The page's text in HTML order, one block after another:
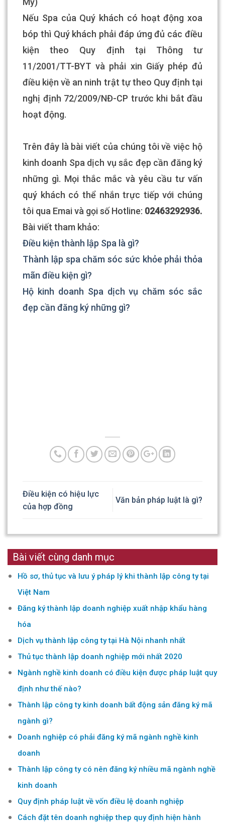
Nếu Spa của Quý khách có hoạt động xoa
bóp thì Quý khách phải đáp ứng đủ các điều
kiện theo Quy định tại Thông tư
11/2001/TT-BYT và phải xin Giấy phép đủ
điều kiện về an ninh trật tự theo Quy định tại
nghị định 72/2009/NĐ-CP trước khi bắt đầu
hoạt động.
Trên đây là bài viết của chúng tôi về việc hộ
kinh doanh Spa dịch vụ sắc đẹp cần đăng ký
những gì. Mọi thắc mắc và yêu cầu tư vấn
quý khách có thể nhắn trực tiếp với chúng
tôi qua Emai và gọi số Hotline: 02463292936.
Bài viết tham khảo:
Điều kiện thành lập Spa là gì?
Thành lập spa chăm sóc sức khỏe phải thỏa
mãn điều kiện gì?
Hộ kinh doanh Spa dịch vụ chăm sóc sắc
đẹp cần đăng ký những gì?
Điều kiện có hiệu lực
của hợp đồng
Văn bản pháp luật là gì?
Bài viết cùng danh mục
Hồ sơ, thủ tục và lưu ý pháp lý khi thành lập công ty tại
Việt Nam
Đăng ký thành lập doanh nghiệp xuất nhập khẩu hàng
hóa
Dịch vụ thành lập công ty tại Hà Nội nhanh nhất
Thủ tục thành lập doanh nghiệp mới nhất 2020
Ngành nghề kinh doanh có điều kiện được pháp luật quy
định như thế nào?
Thành lập công ty kinh doanh bất động sản đăng ký mã
ngành gì?
Doanh nghiệp có phải đăng ký mã ngành nghề kinh
doanh
Thành lập công ty có nên đăng ký nhiều mã ngành nghề
kinh doanh
Quy định pháp luật về vốn điều lệ doanh nghiệp
Cách đặt tên doanh nghiệp thep quy định hiện hành